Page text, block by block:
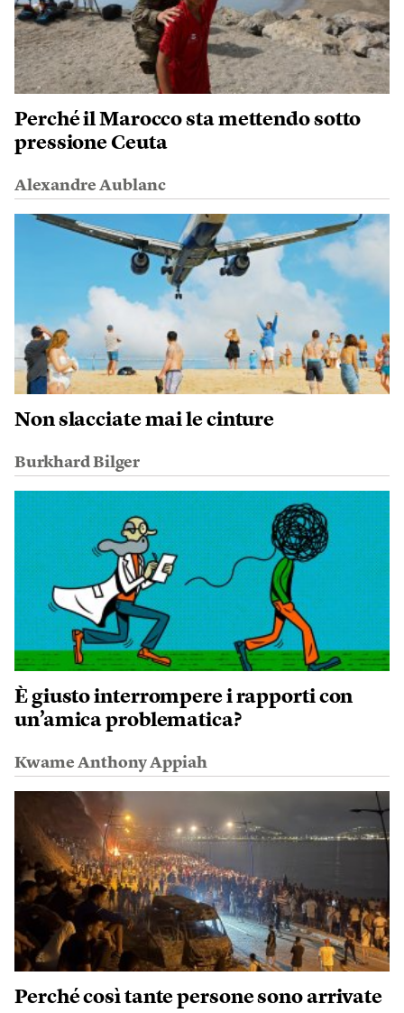
Perché il Marocco sta mettendo sotto
pressione Ceuta
Alexandre Aublanc
Non slacciate mai le cinture
Burkhard Bilger
È giusto interrompere i rapporti con
un’amica problematica?
Kwame Anthony Appiah
Perché così tante persone sono arrivate